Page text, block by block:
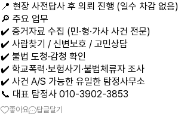
📍 현장 사전답사 후 의뢰 진행 (일수 차감 없음)
🔎 주요 업무
✔️ 증거자료 수집 (민·형·가사 사건 전문)
✔️ 사람찾기 / 신변보호 / 고민상담
✔️ 불법 도청·감청 확인
✔️ 학교폭력·보험사기·불법체류자 조사
✔️ 사건 A/S 가능한 유일한 탐정사무소
📞 대표 탐정사 010-3902-3853
좋아요 답글달기